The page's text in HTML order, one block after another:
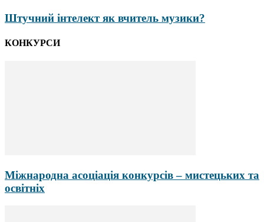
Штучний інтелект як вчитель музики?
КОНКУРСИ
Міжнародна асоціація конкурсів – мистецьких та
освітніх